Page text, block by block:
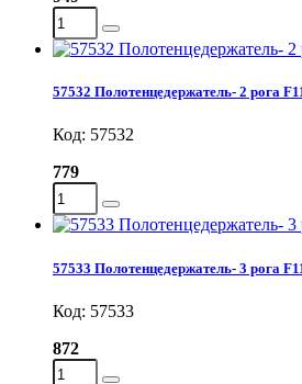
57532 Полотенцедержатель- 2 рога
Код: 57532
779
57533 Полотенцедержатель- 3 рога
Код: 57533
872